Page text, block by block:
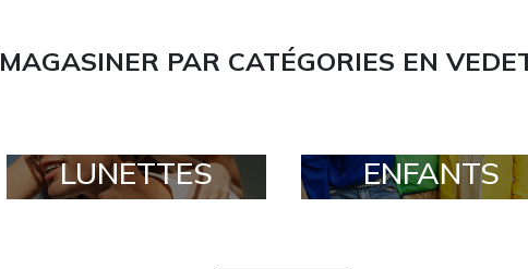
MAGASINER PAR CATÉGORIES EN
LUNETTES ENFANTS